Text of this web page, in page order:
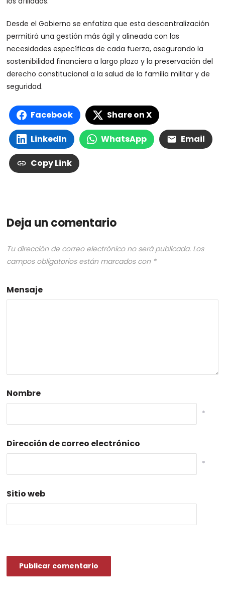
Desde el Gobierno se enfatiza que esta descentralización
permitirá una gestión más ágil y alineada con las
necesidades específicas de cada fuerza, asegurando la
sostenibilidad financiera a largo plazo y la preservación del
derecho constitucional a la salud de la familia militar y de
seguridad.
Facebook Share on X
LinkedIn WhatsApp Email
Copy Link
Deja un comentario
Tu dirección de correo electrónico no será publicada. Los
campos obligatorios están marcados con *
Mensaje
Nombre
*
Dirección de correo electrónico
*
Sitio web